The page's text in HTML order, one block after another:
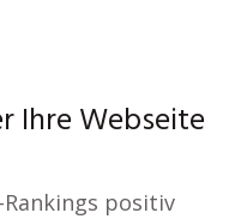
Ihre Webseite
positiv